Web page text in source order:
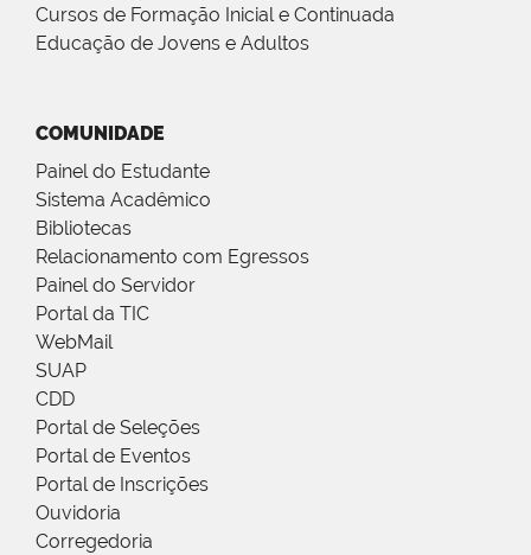
Cursos de Formação Inicial e Continuada
Educação de Jovens e Adultos
COMUNIDADE
Painel do Estudante
Sistema Acadêmico
Bibliotecas
Relacionamento com Egressos
Painel do Servidor
Portal da TIC
WebMail
SUAP
CDD
Portal de Seleções
Portal de Eventos
Portal de Inscrições
Ouvidoria
Corregedoria